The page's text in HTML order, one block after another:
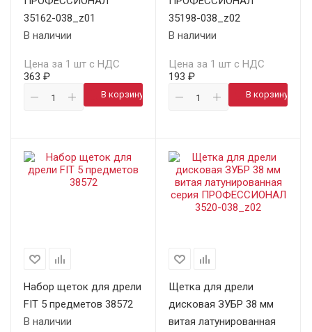
35162-038_z01
В наличии
Цена за 1 шт с НДС
363 ₽
В корзину
35198-038_z02
В наличии
Цена за 1 шт с НДС
193 ₽
В корзину
Набор щеток для дрели
FIT 5 предметов 38572
В наличии
Щетка для дрели
дисковая ЗУБР 38 мм
витая латунированная